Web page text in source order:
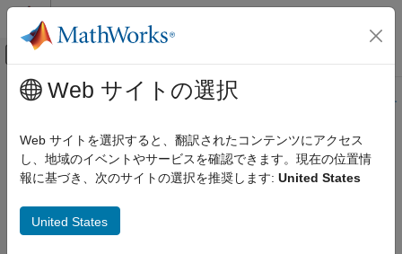
コンテンツへスキップ
オフキャンバス ナビゲーション メ
ドキュメンテーションのホーム
コード検証
Polyspace Bug Finder
Simulink での Bug Finder 解析
メインコンテンツ
このページの内容は最新ではありません。最新版の英語を参照す
C Function ブロック内のカスタム
コードに対するPolyspace
実行
Web サイトの選択
Web サイトを選択すると、翻訳されたコンテンツにアクセス
し、地域のイベントやサービスを確認できます。現在の位置情
報に基づき、次のサイトの選択を推奨します: United States
United States